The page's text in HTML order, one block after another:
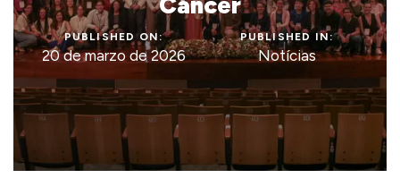
PUBLISHED ON:
20 de marzo de 2026
PUBLISHED IN:
Notícias